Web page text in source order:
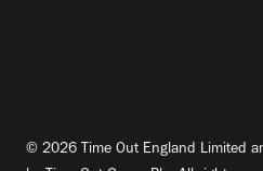
© 2026 Time Out England Limited